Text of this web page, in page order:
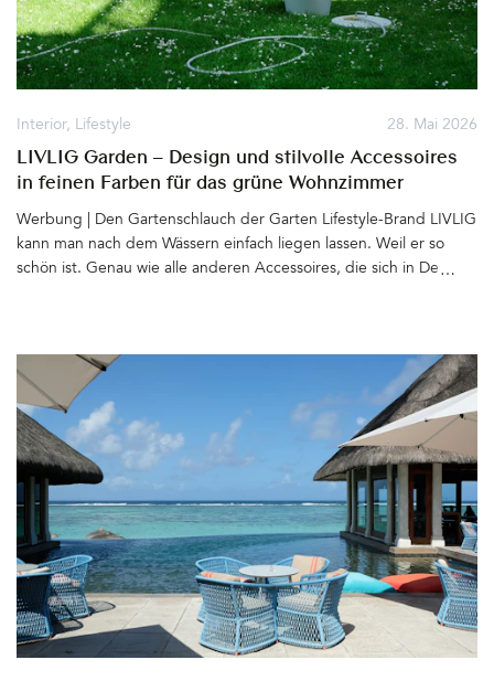
28. Mai 2026
Interior, Lifestyle
LIVLIG Garden – Design und stilvolle Accessoires
in feinen Farben für das grüne Wohnzimmer
Werbung | Den Gartenschlauch der Garten Lifestyle-Brand LIVLIG
kann man nach dem Wässern einfach liegen lassen. Weil er so
schön ist. Genau wie alle anderen Accessoires, die sich in Design
ein Produkt – zu entscheiden. Am liebsten mögen doch bitte
neben dem Gartenschlauch und dem Metalltopf auch alle
anderen feinen Dinge von LIVLIG im Garten ein neues Zuhause
finden. Es gibt passende Schlauchhalter und -trommeln,
Gießkannen, Pflanztöpfe, Gartenabfallsäcke und Kaminholzkörbe
aus Metall, die sich auch gut im Haus machen. Auch
Gartenhandschuhe, Scheren, Gartenduschen und ein mobiler
Wasserhahn für den (Pflanz)Tisch mit passender Schale gehören
zum LIVLIG-Sortiment. LIVLIG steht für Qualität, Funktionalität
und zeitloses Design. Die Materialien: Messing, Stahl und für die
in Deutschland hergestellen Schläuche PVC, das zu 65% aus
recyceltem Material aus Produktionsabfällen hergestellt wird.
Nachhaltige Freude an den Produkten ist garantiert. Die